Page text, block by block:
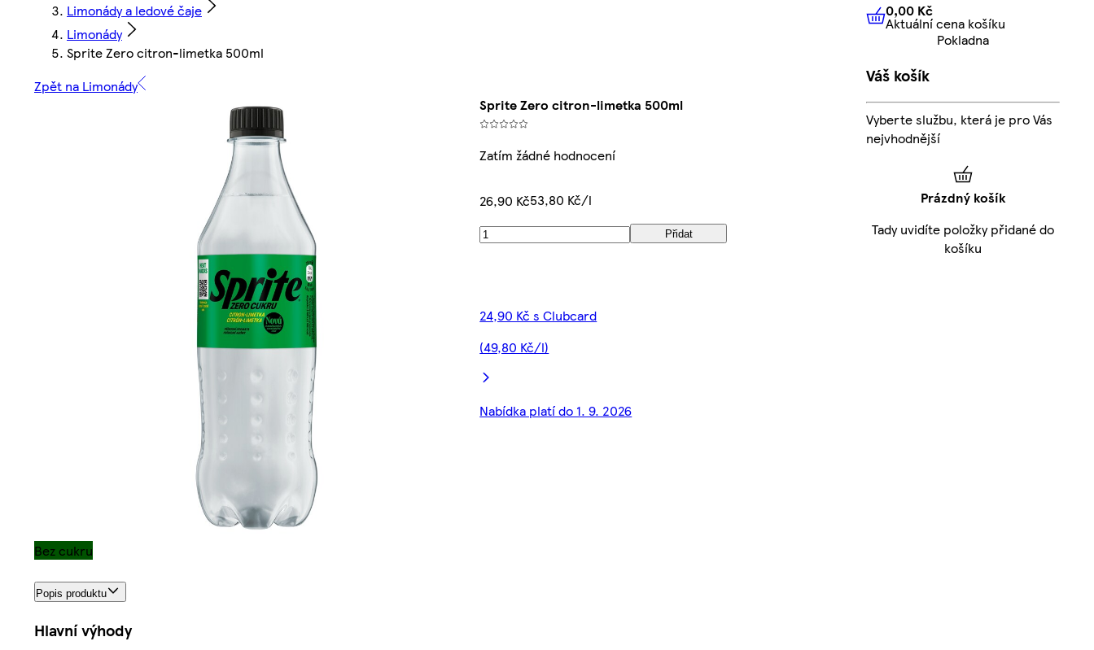
Limonády a ledové čaje
Limonády
Sprite Zero citron-limetka 500ml
Zpět na Limonády
Sprite Zero citron-limetka 500ml
Zatím žádné hodnocení
26,90 Kč53,80 Kč/l
Přidat
24,90 Kč s Clubcard
(49,80 Kč/l)
Nabídka platí do 1. 9. 2026
Bez cukru
Popis produktu
Hlavní výhody
0,00 KčAktuální cena košíku
0,00 Kč
Aktuální cena košíku
Pokladna
Váš košík
Vyberte službu, která je pro Vás
nejvhodnější
Prázdný košík
Tady uvidíte položky přidané do
košíku